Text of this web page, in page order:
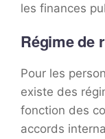
les finances
Régime de
Pour les
existe des
fonction des
accords